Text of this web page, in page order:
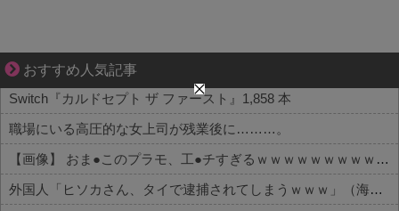
おすすめ人気記事
三十路女子の仕事と恋、その先にあった本音
Switch『カルドセプト ザ ファースト』1,858 本
職場にいる高圧的な女上司が残業後に………。
【画像】 おま●このプラモ、工●チすぎるｗｗｗｗｗｗｗｗｗｗ
外国人「ヒソカさん、タイで逮捕されてしまうｗｗｗ」（海外の反応）